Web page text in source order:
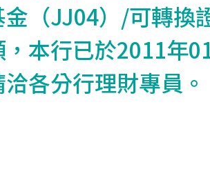
（JJ04）/可轉換
本行已於2011年
各分行理財專員。